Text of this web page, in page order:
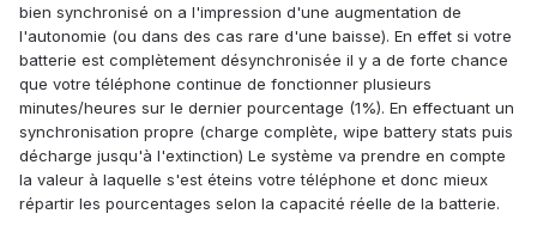
bien synchronisé on a l'impression d'une augmentation de
l'autonomie (ou dans des cas rare d'une baisse). En effet si votre
batterie est complètement désynchronisée il y a de forte chance
que votre téléphone continue de fonctionner plusieurs
minutes/heures sur le dernier pourcentage (1%). En effectuant un
synchronisation propre (charge complète, wipe battery stats puis
décharge jusqu'à l'extinction) Le système va prendre en compte
la valeur à laquelle s'est éteins votre téléphone et donc mieux
répartir les pourcentages selon la capacité réelle de la batterie.